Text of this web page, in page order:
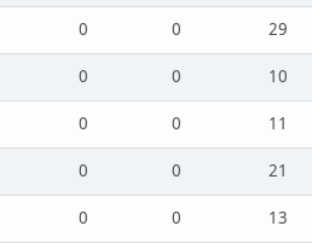
0 0
29
0 0
10
0 0
11
0 0
21
0 0
13